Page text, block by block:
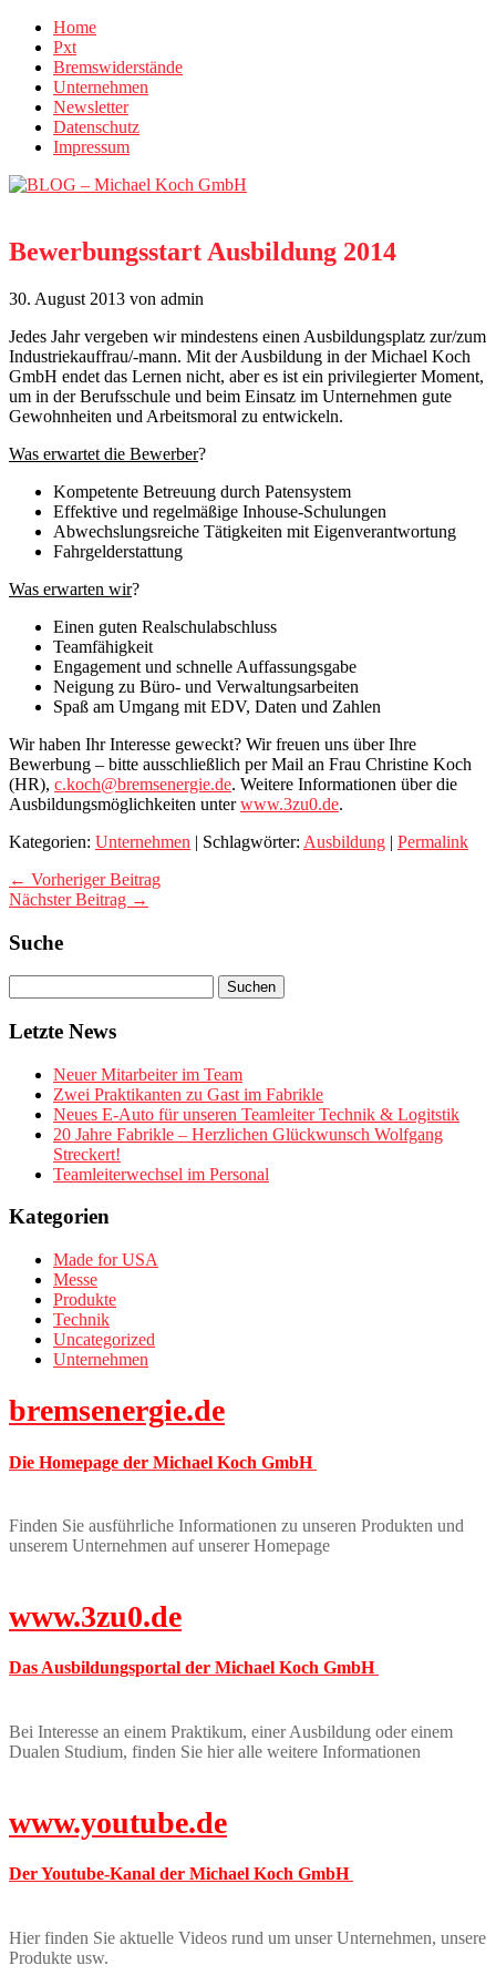
Home
Pxt
Bremswiderstände
Unternehmen
Newsletter
Datenschutz
Impressum
Bewerbungsstart Ausbildung 2014
30. August 2013 von admin
Jedes Jahr vergeben wir mindestens einen Ausbildungsplatz zur/zum
Industriekauffrau/-mann. Mit der Ausbildung in der Michael Koch
GmbH endet das Lernen nicht, aber es ist ein privilegierter Moment,
um in der Berufsschule und beim Einsatz im Unternehmen gute
Gewohnheiten und Arbeitsmoral zu entwickeln.
Was erwartet die Bewerber?
Kompetente Betreuung durch Patensystem
Effektive und regelmäßige Inhouse-Schulungen
Abwechslungsreiche Tätigkeiten mit Eigenverantwortung
Fahrgelderstattung
Was erwarten wir?
Einen guten Realschulabschluss
Teamfähigkeit
Engagement und schnelle Auffassungsgabe
Neigung zu Büro- und Verwaltungsarbeiten
Spaß am Umgang mit EDV, Daten und Zahlen
Wir haben Ihr Interesse geweckt? Wir freuen uns über Ihre
Bewerbung – bitte ausschließlich per Mail an Frau Christine Koch
(HR), c.koch@bremsenergie.de. Weitere Informationen über die
Ausbildungsmöglichkeiten unterwww.3zu0.de.
Kategorien: Unternehmen | Schlagwörter: Ausbildung | Permalink
← Vorheriger Beitrag
Nächster Beitrag →
Suche
Letzte News
Neuer Mitarbeiter im Team
Zwei Praktikanten zu Gast im Fabrikle
Neues E-Auto für unseren Teamleiter Technik & Logitstik
20 Jahre Fabrikle – Herzlichen Glückwunsch Wolfgang
Streckert!
Teamleiterwechsel im Personal
Kategorien
Made for USA
Messe
Produkte
Technik
Uncategorized
Unternehmen
bremsenergie.de
Die Homepage der Michael Koch GmbH
Finden Sie ausführliche Informationen zu unseren Produkten und
unserem Unternehmen auf unserer Homepage
www.3zu0.de
Das Ausbildungsportal der Michael Koch GmbH
Bei Interesse an einem Praktikum, einer Ausbildung oder einem
Dualen Studium, finden Sie hier alle weitere Informationen
www.youtube.de
Der Youtube-Kanal der Michael Koch GmbH
Hier finden Sie aktuelle Videos rund um unser Unternehmen, unsere
Produkte usw.